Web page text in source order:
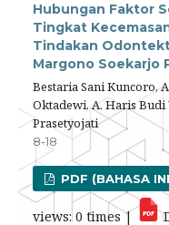
Hubungan Faktor
Tingkat
Tindakan
Margono Soekarjo
Bestaria Sani Kuncoro,
Oktadewi, A. Haris
Prasetyojati
8-18
PDF (BAHASA
views: 0 times |